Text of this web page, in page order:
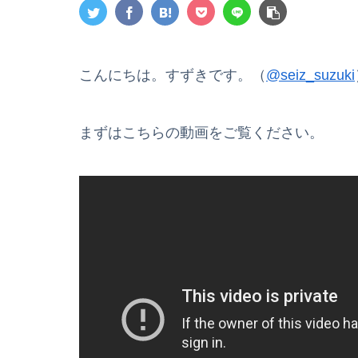
こんにちは。すずきです。（ @seiz_suzuki
まずはこちらの動画をご覧ください。